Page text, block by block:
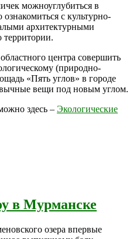
можноуглубиться в
с культурно-
архитектурными
центра совершить
(природно-
«Пять углов» в городе
вещи под новым углом.
здесь – Экологические
в Мурманске
озера впервые